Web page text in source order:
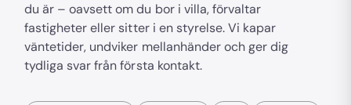
du är – oavsett om du bor i villa, förvaltar
fastigheter eller sitter i en styrelse. Vi kapar
väntetider, undviker mellanhänder och ger dig
tydliga svar från första kontakt.